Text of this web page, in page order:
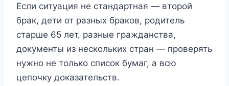
Если ситуация не стандартная — второй
брак, дети от разных браков, родитель
старше 65 лет, разные гражданства,
документы из нескольких стран — проверять
нужно не только список бумаг, а всю
цепочку доказательств.